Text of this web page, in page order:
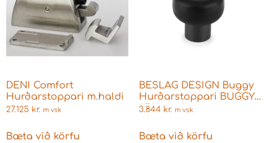
DENI Comfort
Hurðarstoppari m.haldi
27.125 kr. m vsk
Bæta við körfu
BESLAG DESIGN Buggy
Hurðarstoppari BUGGY
47mm
3.844 kr. m vsk
Bæta við körfu